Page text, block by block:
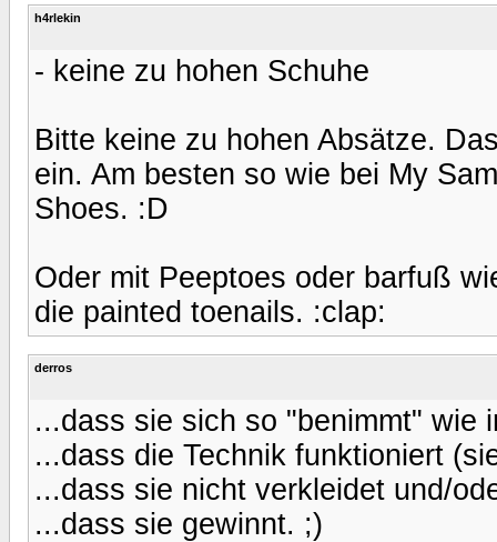
h4rlekin
- keine zu hohen Schuhe
Bitte keine zu hohen Absätze.
ein. Am besten so wie bei My
Shoes. :D
Oder mit Peeptoes oder barfuß
die painted toenails. :clap:
derros
...dass sie sich so "benimmt" wie
...dass die Technik funktioniert
...dass sie nicht verkleidet und/
...dass sie gewinnt. ;)